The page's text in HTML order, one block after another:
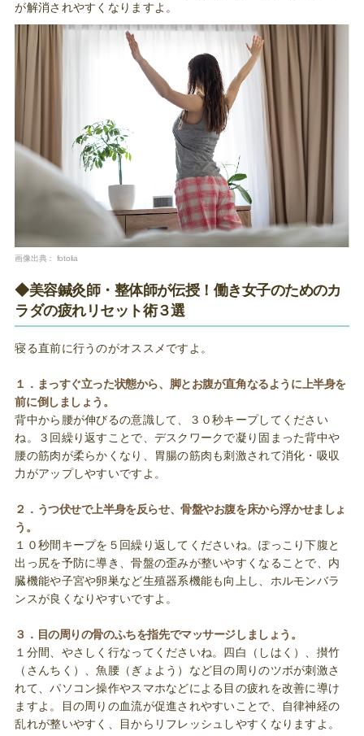
が解消されやすくなりますよ。
画像出典： fotolia
◆美容鍼灸師・整体師が伝授！働き女子のためのカ
ラダの疲れリセット術３選
寝る直前に行うのがオススメですよ。
１．まっすぐ立った状態から、脚とお腹が直角なるように上半身を
前に倒しましょう。
背中から腰が伸びるの意識して、３０秒キープしてください
ね。３回繰り返すことで、デスクワークで凝り固まった背中や
腰の筋肉が柔らかくなり、胃腸の筋肉も刺激されて消化・吸収
力がアップしやすいですよ。
２．うつ伏せで上半身を反らせ、骨盤やお腹を床から浮かせましょ
う。
１０秒間キープを５回繰り返してくださいね。ぽっこり下腹と
出っ尻を予防に導き、骨盤の歪みが整いやすくなることで、内
臓機能や子宮や卵巣など生殖器系機能も向上し、ホルモンバラ
ンスが良くなりやすいですよ。
３．目の周りの骨のふちを指先でマッサージしましょう。
１分間、やさしく行なってくださいね。四白（しはく）、攅竹
（さんちく）、魚腰（ぎょよう）など目の周りのツボが刺激さ
れて、パソコン操作やスマホなどによる目の疲れを改善に導け
ますよ。目の周りの血流が促進されやすいことで、自律神経の
乱れが整いやすく、目からリフレッシュしやすくなりますよ。